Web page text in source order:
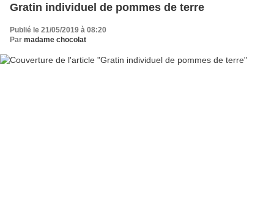
Gratin individuel de pommes de terre
Publié le 21/05/2019 à 08:20
Par madame chocolat